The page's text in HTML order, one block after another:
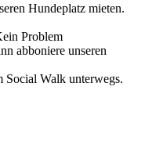
Hundeplatz mieten.
Problem
abboniere unseren
Social Walk unterwegs.